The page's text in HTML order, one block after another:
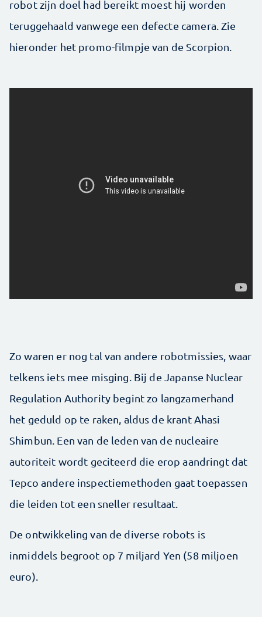
robot zijn doel had bereikt moest hij worden
teruggehaald vanwege een defecte camera. Zie
hieronder het promo-filmpje van de Scorpion.
Zo waren er nog tal van andere robotmissies, waar
telkens iets mee misging. Bij de Japanse Nuclear
Regulation Authority begint zo langzamerhand
het geduld op te raken, aldus de krant Ahasi
Shimbun. Een van de leden van de nucleaire
autoriteit wordt geciteerd die erop aandringt dat
Tepco andere inspectiemethoden gaat toepassen
die leiden tot een sneller resultaat.
De ontwikkeling van de diverse robots is
inmiddels begroot op 7 miljard Yen (58 miljoen
euro).